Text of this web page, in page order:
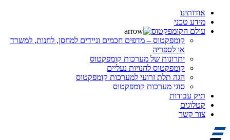
אודותינו
מידע טכני
עולם הקומפקטוס
קומפקטוס – מדפים חכמים וניידים למחסן, לחנות, למשרד
או לספריה
יתרונות של מערכות קומפקטוס
קומפקטוס לחנויות נעליים
הגה תלת זרועי למערכות קומפקטוס
סוגי מערכות קומפקטוס
תיק עבודות
קטלוגים
צור קשר